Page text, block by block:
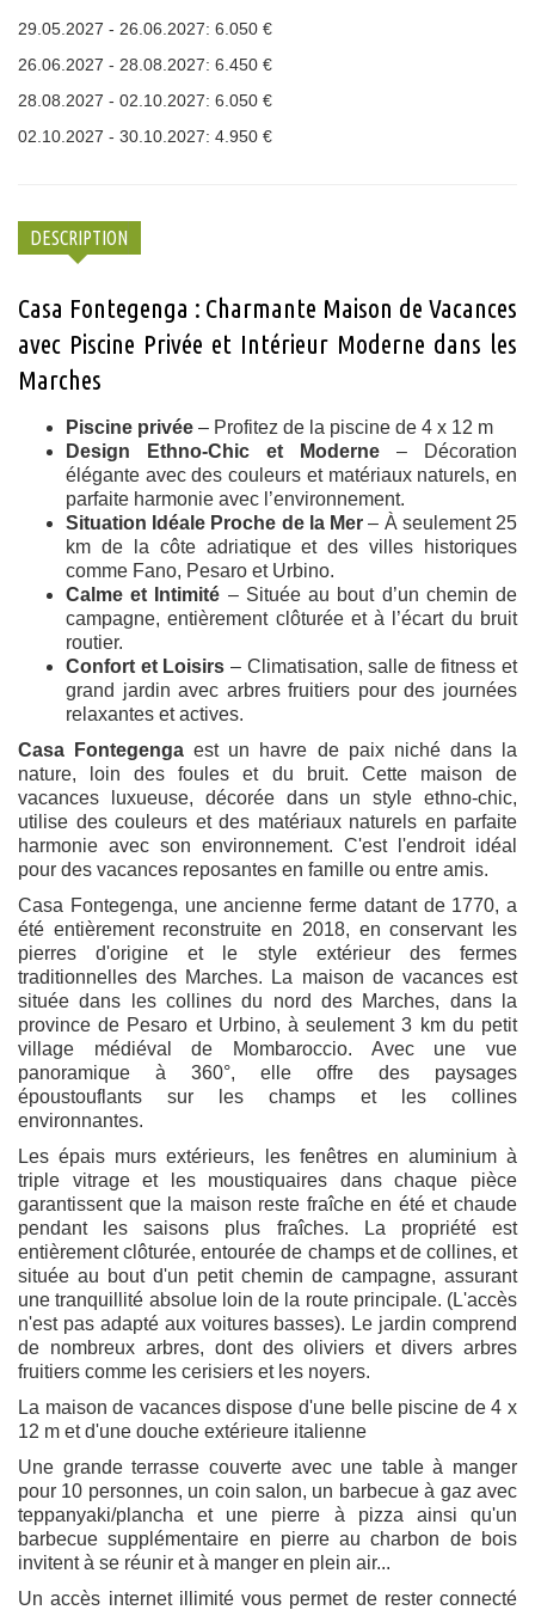
29.05.2027 - 26.06.2027: 6.050 €
26.06.2027 - 28.08.2027: 6.450 €
28.08.2027 - 02.10.2027: 6.050 €
02.10.2027 - 30.10.2027: 4.950 €
DESCRIPTION
Casa Fontegenga : Charmante Maison de Vacances
avec Piscine Privée et Intérieur Moderne dans les
Marches
Piscine privée – Profitez de la piscine de 4 x 12 m
Design Ethno-Chic et Moderne – Décoration
élégante avec des couleurs et matériaux naturels, en
parfaite harmonie avec l’environnement.
Situation Idéale Proche de la Mer – À seulement 25
km de la côte adriatique et des villes historiques
comme Fano, Pesaro et Urbino.
Calme et Intimité – Située au bout d’un chemin de
campagne, entièrement clôturée et à l’écart du bruit
routier.
Confort et Loisirs – Climatisation, salle de fitness et
grand jardin avec arbres fruitiers pour des journées
relaxantes et actives.
Casa Fontegenga est un havre de paix niché dans la
nature, loin des foules et du bruit. Cette maison de
vacances luxueuse, décorée dans un style ethno-chic,
utilise des couleurs et des matériaux naturels en parfaite
harmonie avec son environnement. C'est l'endroit idéal
pour des vacances reposantes en famille ou entre amis.
Casa Fontegenga, une ancienne ferme datant de 1770, a
été entièrement reconstruite en 2018, en conservant les
pierres d'origine et le style extérieur des fermes
traditionnelles des Marches. La maison de vacances est
située dans les collines du nord des Marches, dans la
province de Pesaro et Urbino, à seulement 3 km du petit
village médiéval de Mombaroccio. Avec une vue
panoramique à 360°, elle offre des paysages
époustouflants sur les champs et les collines
environnantes.
Les épais murs extérieurs, les fenêtres en aluminium à
triple vitrage et les moustiquaires dans chaque pièce
garantissent que la maison reste fraîche en été et chaude
pendant les saisons plus fraîches. La propriété est
entièrement clôturée, entourée de champs et de collines, et
située au bout d'un petit chemin de campagne, assurant
une tranquillité absolue loin de la route principale. (L'accès
n'est pas adapté aux voitures basses). Le jardin comprend
de nombreux arbres, dont des oliviers et divers arbres
fruitiers comme les cerisiers et les noyers.
La maison de vacances dispose d'une belle piscine de 4 x
12 m et d'une douche extérieure italienne
Une grande terrasse couverte avec une table à manger
pour 10 personnes, un coin salon, un barbecue à gaz avec
teppanyaki/plancha et une pierre à pizza ainsi qu'un
barbecue supplémentaire en pierre au charbon de bois
invitent à se réunir et à manger en plein air...
Un accès internet illimité vous permet de rester connecté